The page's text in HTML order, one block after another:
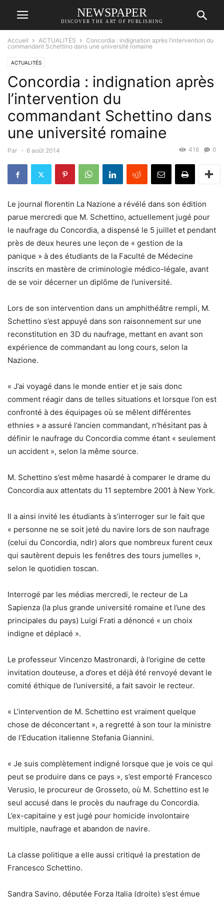
NEWSPAPER
DISCOVER THE ART OF PUBLISHING
Accueil ACTUALITÉS
Concordia : indignation après l’intervention du
commandant Schettino dans une université romaine
ACTUALITÉS
Concordia : indignation après
l’intervention du
commandant Schettino dans
une université romaine
Par - 6 août 2014 0
416
Le journal florentin La Nazione a révélé dans son édition
parue mercredi que M. Schettino, actuellement jugé pour
le naufrage du Concordia, a dispensé le 5 juillet et pendant
près de deux heures une leçon de « gestion de la
panique » à des étudiants de la Faculté de Médecine
inscrits en mastère de criminologie médico-légale, avant
de se voir décerner un diplôme de l’université.
Lors de son intervention dans un amphithéâtre rempli, M.
Schettino s’est appuyé dans son raisonnement sur une
reconstitution en 3D du naufrage, mettant en avant son
expérience de commandant au long cours, selon la
Nazione.
« J’ai voyagé dans le monde entier et je sais donc
comment réagir dans de telles situations et lorsque l’on est
confronté à des équipages où se mêlent différentes
ethnies » a assuré l’ancien commandant, n’hésitant pas à
définir le naufrage du Concordia comme étant « seulement
un accident », selon la même source.
M. Schettino s’est même hasardé à comparer le drame du
Concordia aux attentats du 11 septembre 2001 à New York.
Il a ainsi invité les étudiants à s’interroger sur le fait que
« personne ne se soit jeté du navire lors de son naufrage
(celui du Concordia, ndlr) alors que nombreux furent ceux
qui sautèrent depuis les fenêtres des tours jumelles »,
selon le quotidien toscan.
Interrogé par les médias mercredi, le recteur de La
Sapienza (la plus grande université romaine et l’une des
principales du pays) Luigi Frati a dénoncé « un choix
indigne et déplacé ».
Le professeur Vincenzo Mastronardi, à l’origine de cette
invitation douteuse, a d’ores et déjà été renvoyé devant le
comité éthique de l’université, a fait savoir le recteur.
« L’intervention de M. Schettino est vraiment quelque
chose de déconcertant », a regretté à son tour la ministre
de l’Education italienne Stefania Giannini.
« Je suis complètement indigné lorsque que je vois ce qui
peut se produire dans ce pays », s’est emporté Francesco
Verusio, le procureur de Grosseto, où M. Schettino est le
seul accusé dans le procès du naufrage du Concordia.
L’ex-capitaine y est jugé pour homicide involontaire
multiple, naufrage et abandon de navire.
La classe politique a elle aussi critiqué la prestation de
Francesco Schettino.
Sandra Savino, députée Forza Italia (droite) s’est émue